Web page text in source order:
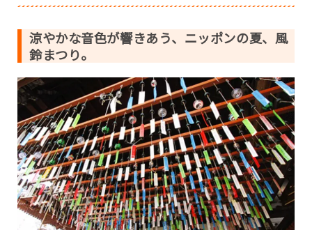
涼やかな音色が響きあう、ニッポンの夏、風
鈴まつり。